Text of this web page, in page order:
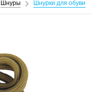
Шнуры Шнурки для обуви